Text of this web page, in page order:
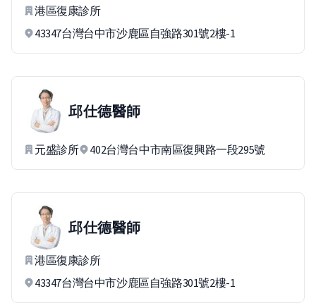
港區復康診所
43347台灣台中市沙鹿區自強路301號2樓-1
邱仕德醫師
元盛診所 402台灣台中市南區復興路一段295號
邱仕德醫師
港區復康診所
43347台灣台中市沙鹿區自強路301號2樓-1